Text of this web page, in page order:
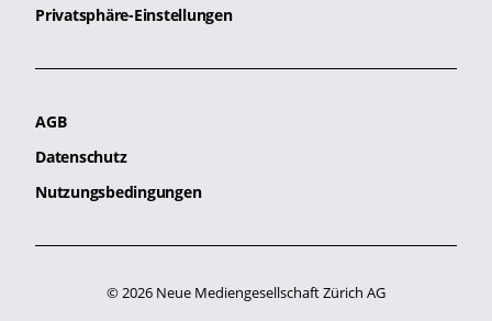
Privatsphäre-Einstellungen
AGB
Datenschutz
Nutzungsbedingungen
© 2026 Neue Mediengesellschaft Zürich AG